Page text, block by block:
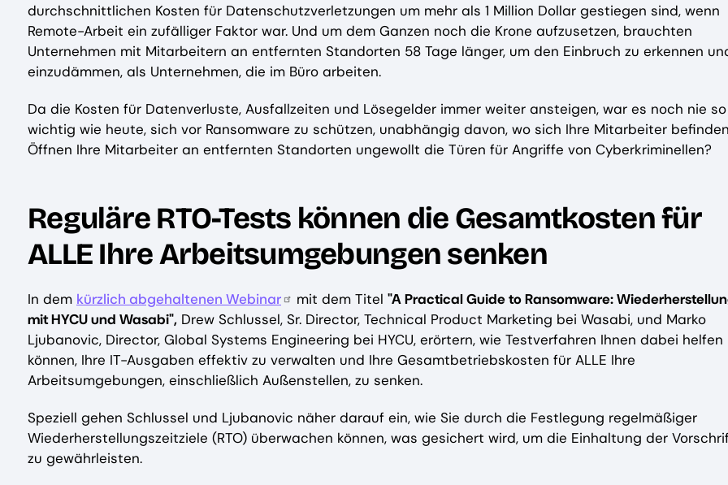
durchschnittlichen Kosten für Datenschutzverletzungen um mehr als 1 Million Dollar gestiegen sind, wenn
Remote-Arbeit ein zufälliger Faktor war. Und um dem Ganzen noch die Krone aufzusetzen, brauchten
Unternehmen mit Mitarbeitern an entfernten Standorten 58 Tage länger, um den Einbruch zu erkennen
einzudämmen, als Unternehmen, die im Büro arbeiten.
Da die Kosten für Datenverluste, Ausfallzeiten und Lösegelder immer weiter ansteigen, war es noch nie so
wichtig wie heute, sich vor Ransomware zu schützen, unabhängig davon, wo sich Ihre Mitarbeiter
Öffnen Ihre Mitarbeiter an entfernten Standorten ungewollt die Türen für Angriffe von Cyberkriminellen?
Reguläre RTO-Tests können die Gesamtkosten für
ALLE Ihre Arbeitsumgebungen senken
In dem kürzlich abgehaltenen Webinar mit dem Titel "A Practical Guide to Ransomware:
mit HYCU und Wasabi", Drew Schlussel, Sr. Director, Technical Product Marketing bei Wasabi, und Marko
Ljubanovic, Director, Global Systems Engineering bei HYCU, erörtern, wie Testverfahren Ihnen dabei helfen
können, Ihre IT-Ausgaben effektiv zu verwalten und Ihre Gesamtbetriebskosten für ALLE Ihre
Arbeitsumgebungen, einschließlich Außenstellen, zu senken.
Speziell gehen Schlussel und Ljubanovic näher darauf ein, wie Sie durch die Festlegung regelmäßiger
Wiederherstellungszeitziele (RTO) überwachen können, was gesichert wird, um die Einhaltung der
zu gewährleisten.